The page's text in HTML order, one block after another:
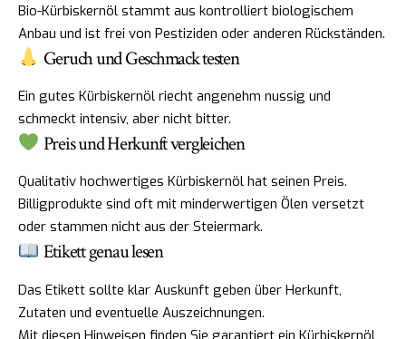
Bio-Kürbiskernöl stammt aus kontrolliert biologischem
Anbau und ist frei von Pestiziden oder anderen Rückständen.
Geruch und Geschmack testen
Ein gutes Kürbiskernöl riecht angenehm nussig und
schmeckt intensiv, aber nicht bitter.
Preis und Herkunft vergleichen
Qualitativ hochwertiges Kürbiskernöl hat seinen Preis.
Billigprodukte sind oft mit minderwertigen Ölen versetzt
oder stammen nicht aus der Steiermark.
Etikett genau lesen
Das Etikett sollte klar Auskunft geben über Herkunft,
Zutaten und eventuelle Auszeichnungen.
Mit diesen Hinweisen finden Sie garantiert ein Kürbiskernöl,